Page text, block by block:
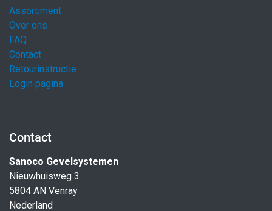
Assortiment
Over ons
FAQ
Contact
Retourinstructie
Login pagina
Contact
Sanoco Gevelsystemen
Nieuwhuisweg 3
5804 AN Venray
Nederland